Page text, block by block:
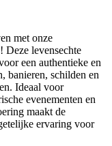
met onze
Deze levensechte
een authentieke en
banieren, schilden en
Ideaal voor
evenementen en
maakt de
ervaring voor